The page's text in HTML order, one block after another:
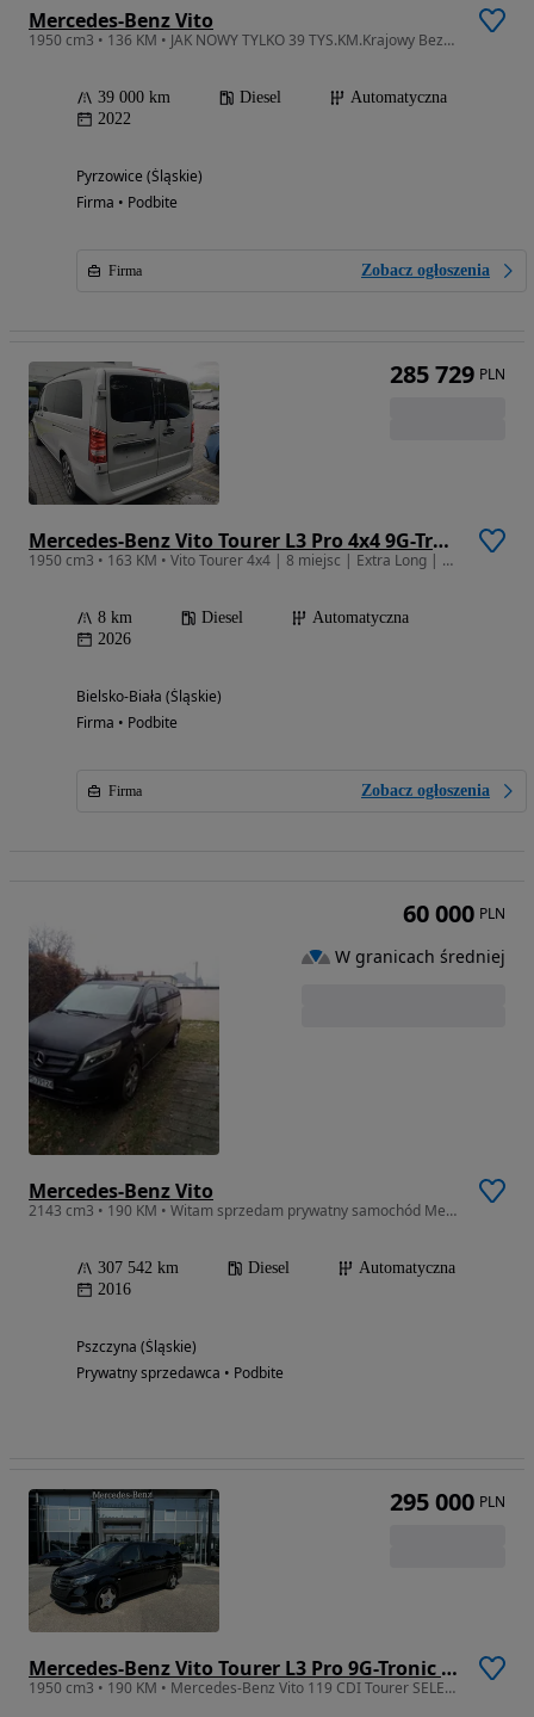
Mercedes-Benz Vito
1950 cm3 • 136 KM • JAK NOWY TYLKO 39 TYS.KM.Krajowy Bezwypadkowy 1Właściciel Serwisowany!
39 000 km Diesel
Automatyczna
2022
Pyrzowice (Śląskie)
Firma • Podbite
Firma Zobacz ogłoszenia
Mercedes-Benz Vito Tourer L3 Pro 4x4 9G-Tronic 447.705
1950 cm3 • 163 KM • Vito Tourer 4x4 | 8 miejsc | Extra Long | Drzwi Dwuskrzydłowe
8 km Diesel
Automatyczna
2026
Bielsko-Biała (Śląskie)
Firma • Podbite
Firma Zobacz ogłoszenia
285 729 PLN
Mercedes-Benz Vito
2143 cm3 • 190 KM • Witam sprzedam prywatny samochód Mercedes Vito W 477 z roku 2016.
307 542 km Diesel
Automatyczna
2016
Pszczyna (Śląskie)
Prywatny sprzedawca • Podbite
60 000 PLN
W granicach średniej
Mercedes-Benz Vito Tourer L3 Pro 9G-Tronic 447.705
1950 cm3 • 190 KM • Mercedes-Benz Vito 119 CDI Tourer SELECT ekstradługi
295 000 PLN